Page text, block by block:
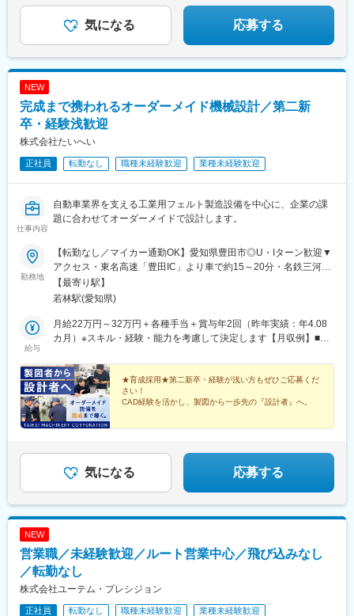
未経験から、安定したキャリアをつかむ！
気になる 応募する
NEW
完成まで携われるオーダーメイド機械設計／第二新
卒・経験浅歓迎
株式会社たいへい
正社員 転勤なし 職種未経験歓迎 業種未経験歓迎
仕事内容
自動車業界を支える工業用フェルト製造設備を中心に、企業の課
題に合わせてオーダーメイドで設計します。
勤務地
【転勤なし／マイカー通勤OK】愛知県豊田市◎U・Iターン歓迎▼
アクセス・東名高速「豊田IC」より車で約15～20分・名鉄三河線
「若林駅」より車で約10分・名鉄名古屋本線「知立駅」より車で
約15～20分＜勤務地詳細＞愛知県豊田市堤本町太郎治28番地1※受
【最寄り駅】
若林駅(愛知県)
給与
月給22万円～32万円＋各種手当＋賞与年2回（昨年実績：年4.08
カ月）※スキル・経験・能力を考慮して決定します【月収例】■月
長
★育成採用★第二新卒・経験が浅い方もぜひご応募くだ
さい！
CAD経験を活かし、製図から一歩先の『設計者』へ。
気になる 応募する
NEW
営業職／未経験歓迎／ルート営業中心／飛び込みなし
／転勤なし
株式会社ユーテム・プレシジョン
正社員 転勤なし 職種未経験歓迎 業種未経験歓迎